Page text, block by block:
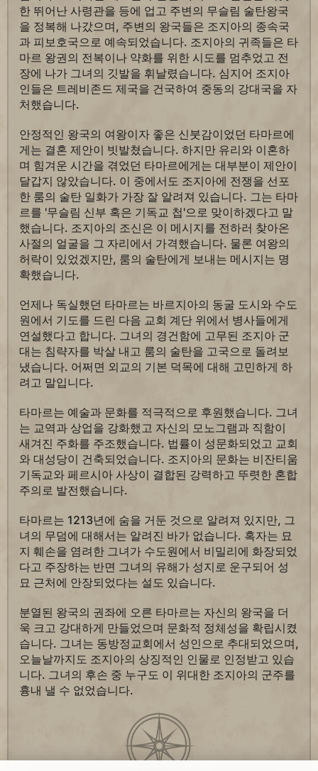
한 뛰어난 사령관을 등에 업고 주변의 무슬림 술탄왕국
을 정복해 나갔으며, 주변의 왕국들은 조지아의 종속국
과 피보호국으로 예속되었습니다. 조지아의 귀족들은 타
마르 왕권의 전복이나 약화를 위한 시도를 멈추었고 전
장에 나가 그녀의 깃발을 휘날렸습니다. 심지어 조지아
인들은 트레비존드 제국을 건국하여 중동의 강대국을 자
처했습니다.
안정적인 왕국의 여왕이자 좋은 신붓감이었던 타마르에
게는 결혼 제안이 빗발쳤습니다. 하지만 유리와 이혼하
며 힘겨운 시간을 겪었던 타마르에게는 대부분이 제안이
달갑지 않았습니다. 이 중에서도 조지아에 전쟁을 선포
한 룸의 술탄 일화가 가장 잘 알려져 있습니다. 그는 타마
르를 '무슬림 신부 혹은 기독교 첩'으로 맞이하겠다고 말
했습니다. 조지아의 조신은 이 메시지를 전하러 찾아온
사절의 얼굴을 그 자리에서 가격했습니다. 물론 여왕의
허락이 있었겠지만, 룸의 술탄에게 보내는 메시지는 명
확했습니다.
언제나 독실했던 타마르는 바르지아의 동굴 도시와 수도
원에서 기도를 드린 다음 교회 계단 위에서 병사들에게
연설했다고 합니다. 그녀의 경건함에 고무된 조지아 군
대는 침략자를 박살 내고 룸의 술탄을 고국으로 돌려보
냈습니다. 어쩌면 외교의 기본 덕목에 대해 고민하게 하
려고 말입니다.
타마르는 예술과 문화를 적극적으로 후원했습니다. 그녀
는 교역과 상업을 강화했고 자신의 모노그램과 직함이
새겨진 주화를 주조했습니다. 법률이 성문화되었고 교회
와 대성당이 건축되었습니다. 조지아의 문화는 비잔티움
기독교와 페르시아 사상이 결합된 강력하고 뚜렷한 혼합
주의로 발전했습니다.
타마르는 1213년에 숨을 거둔 것으로 알려져 있지만, 그
녀의 무덤에 대해서는 알려진 바가 없습니다. 혹자는 묘
지 훼손을 염려한 그녀가 수도원에서 비밀리에 화장되었
다고 주장하는 반면 그녀의 유해가 성지로 운구되어 성
묘 근처에 안장되었다는 설도 있습니다.
분열된 왕국의 권좌에 오른 타마르는 자신의 왕국을 더
욱 크고 강대하게 만들었으며 문화적 정체성을 확립시켰
습니다. 그녀는 동방정교회에서 성인으로 추대되었으며,
오늘날까지도 조지아의 상징적인 인물로 인정받고 있습
니다. 그녀의 후손 중 누구도 이 위대한 조지아의 군주를
흉내 낼 수 없었습니다.